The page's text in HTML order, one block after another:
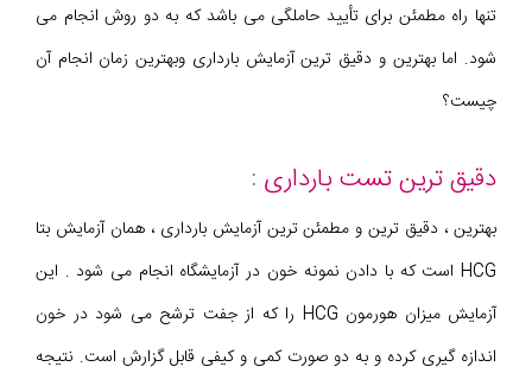
تنها راه مطمئن برای تأیید حاملگی می باشد که به دو روش انجام می
شود. اما بهترین و دقیق ترین آزمایش بارداری وبهترین زمان انجام آن
چیست؟
دقیق ترین تست بارداری :
بهترین ، دقیق ترین و مطمئن ترین آزمایش بارداری ، همان آزمایش بتا
HCG است که با دادن نمونه خون در آزمایشگاه انجام می شود . این
آزمایش میزان هورمون HCG را که از جفت ترشح می شود در خون
اندازه گیری کرده و به دو صورت کمی و کیفی قابل گزارش است. نتیجه